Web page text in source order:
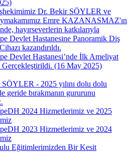
Dr. Bekir SÖYLER ve
Emre KAZANASMAZ'ın
hayırseverlerin katkılarıyla
Devlet Hastanesine Panoramik Diş
kazandırıldı.
Devlet Hastanesi’nde İlk Ameliyat
Gerçekleştirildi. (16 May 2025)
- 2025 yılını dolu dolu
geride bırakmanın gururunu
2024 Hizmetlerimiz ve 2025
2023 Hizmetlerimiz ve 2024
Eğitimlerimizden Bir Kesit